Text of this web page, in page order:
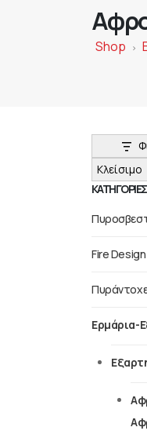
Shop >
Κλείσιμο
ΚΑΤΗΓΟΡΙΕΣ
Fire Design
Ερμάρια-